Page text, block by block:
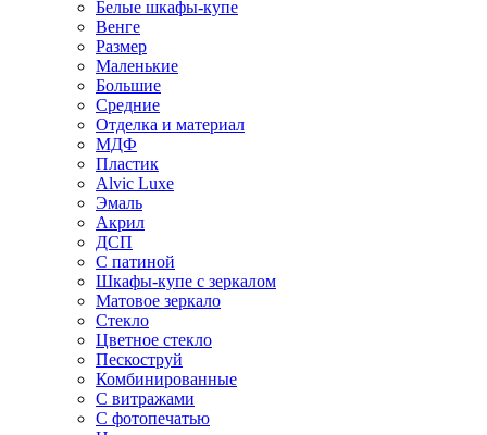
Белые шкафы-купе
Венге
Размер
Маленькие
Большие
Средние
Отделка и материал
МДФ
Пластик
Alvic Luxe
Эмаль
Акрил
ДСП
С патиной
Шкафы-купе с зеркалом
Матовое зеркало
Стекло
Цветное стекло
Пескоструй
Комбинированные
С витражами
С фотопечатью